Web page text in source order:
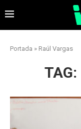
Portada » Raúl Vargas
TAG: